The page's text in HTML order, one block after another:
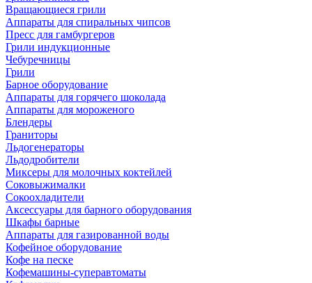
Вращающиеся грили
Аппараты для спиральных чипсов
Пресс для гамбургеров
Грили индукционные
Чебуречницы
Грили
Барное оборудование
Аппараты для горячего шоколада
Аппараты для мороженого
Блендеры
Граниторы
Льдогенераторы
Льдодробители
Миксеры для молочных коктейлей
Соковыжималки
Сокоохладители
Аксессуары для барного оборудования
Шкафы барные
Аппараты для газированной воды
Кофейное оборудование
Кофе на песке
Кофемашины-суперавтоматы